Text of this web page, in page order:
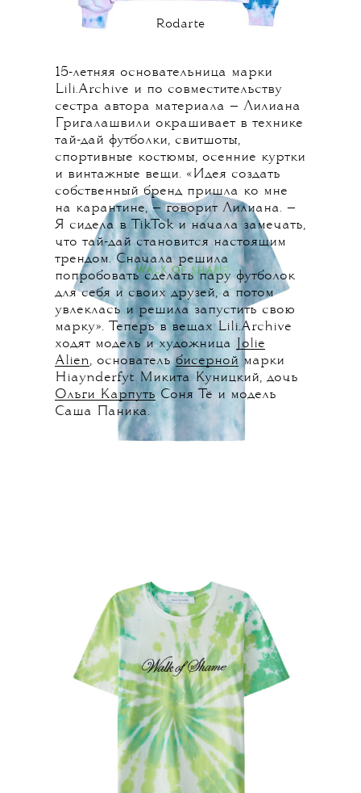
Rodarte
15-летняя основательница марки
Lili.Archive и по совместительству
сестра автора материала — Лилиана
Григалашвили окрашивает в технике
тай-дай футболки, свитшоты,
спортивные костюмы, осенние куртки
и винтажные вещи. «Идея создать
собственный бренд пришла ко мне
на карантине, — говорит Лилиана. —
Я сидела в TikTok и начала замечать,
что тай-дай становится настоящим
трендом. Сначала решила
попробовать сделать пару футболок
для себя и своих друзей, а потом
увлеклась и решила запустить свою
марку». Теперь в вещах Lili.Archive
ходят модель и художница
Jolie
Alien, основательбисерной марки
Hiaynderfyt Микита Куницкий, дочь
Ольги КарпутьСоня Тё и модель
Саша Паника.